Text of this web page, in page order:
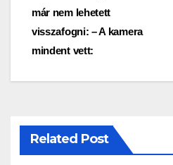
már nem lehetett
visszafogni: – A kamera
mindent vett:
Related Post